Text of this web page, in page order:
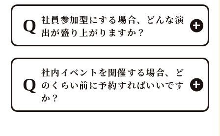
はい、すべて「鮪達人」にお任せくだ
さい！ 幹事様や会場スタッフ様のお手
間は最小限に抑え、イベントに集中し
ていただける万全のサポート体制で臨
みます。
ホテルレベルのおもてなしをコンセプ
トにしており、企画・演出だけでな
く、設営から撤収まで全てを対応させ
ていただきます。
社員参加型にする場合、どんな演
出が盛り上がりますか？
プロのMCと、効果的なBGM・音響で
一体感のあるエンタメショーとなり、
大迫力の40キロ以上の「マグロ解体シ
ョー」や新鮮な部位の「最高の食体
験」レポートなどを通じて、会場の話
社内イベントを開催する場合、ど
のくらい前に予約すればいいです
か？